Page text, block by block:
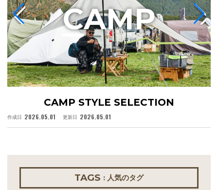
CAMP STYLE SELECTION
作成日 2026.05.01 更新日 2026.05.01
CAMP
TAGS : 人気のタグ